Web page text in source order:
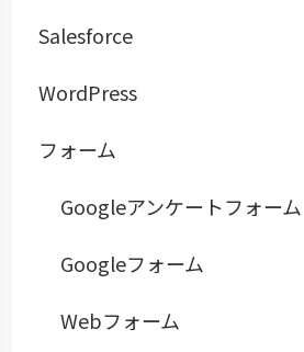
Salesforce
WordPress
フォーム
Googleアンケートフォーム
Googleフォーム
Webフォーム